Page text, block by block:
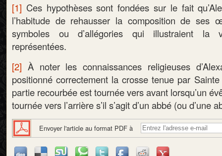
[1] Ces hypothèses sont fondées sur le fait
l’habitude de rehausser la composition de ses
symboles ou d’allégories qui illustraient la
représentées.
[2] À noter les connaissances religieuses
positionné correctement la crosse tenue par
partie recourbée est tournée vers avant lorsqu’un
tournée vers l’arrière s’il s’agit d’un abbé (ou d’une
Envoyer l'article au format PDF à